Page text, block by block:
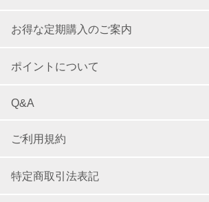
お得な定期購入のご案内
ポイントについて
Q&A
ご利用規約
特定商取引法表記